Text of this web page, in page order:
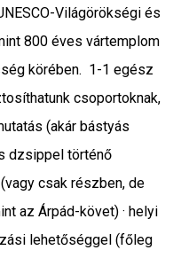
Világörökségi és
800 éves vártemplom
körében. 1-1 egész
csoportoknak,
(akár bástyás
dzsippel történő
csak részben, de
az Árpád-követ) · helyi
lehetőséggel (főleg